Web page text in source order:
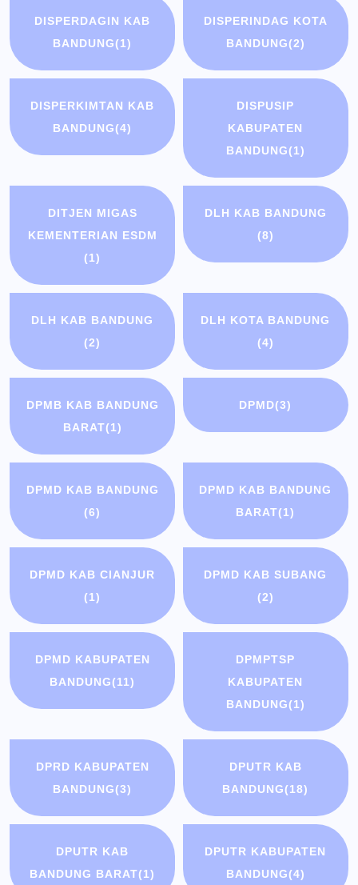
DISPERDAGIN KAB
BANDUNG(1)
DISPERINDAG KOTA
BANDUNG(2)
DISPERKIMTAN KAB
BANDUNG(4)
DISPUSIP
KABUPATEN
BANDUNG(1)
DITJEN MIGAS
KEMENTERIAN ESDM
(1)
DLH KAB BANDUNG
(8)
DLH KAB BANDUNG
(2)
DLH KOTA BANDUNG
(4)
DPMB KAB BANDUNG
BARAT(1)
DPMD(3)
DPMD KAB BANDUNG
(6)
DPMD KAB BANDUNG
BARAT(1)
DPMD KAB CIANJUR
(1)
DPMD KAB SUBANG
(2)
DPMD KABUPATEN
BANDUNG(11)
DPMPTSP
KABUPATEN
BANDUNG(1)
DPRD KABUPATEN
BANDUNG(3)
DPUTR KAB
BANDUNG(18)
DPUTR KAB
BANDUNG BARAT(1)
DPUTR KABUPATEN
BANDUNG(4)